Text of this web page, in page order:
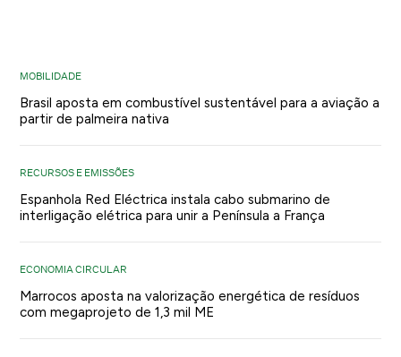
MOBILIDADE
Brasil aposta em combustível sustentável para a aviação a
partir de palmeira nativa
RECURSOS E EMISSÕES
Espanhola Red Eléctrica instala cabo submarino de
interligação elétrica para unir a Península a França
ECONOMIA CIRCULAR
Marrocos aposta na valorização energética de resíduos
com megaprojeto de 1,3 mil ME